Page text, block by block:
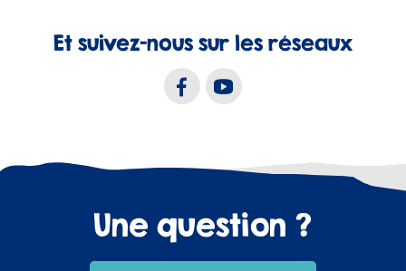
Et suivez-nous sur les réseaux
Une question ?